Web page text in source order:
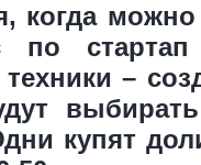
когда
по
техники –
купят